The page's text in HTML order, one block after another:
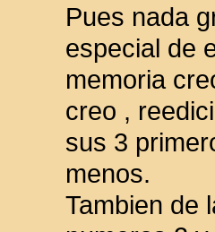
Pues nada
especial de
memoria
creo ,
sus 3
menos.
Tambien de